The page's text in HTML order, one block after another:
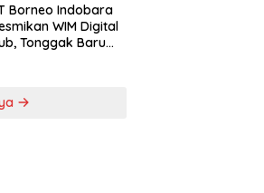
Borneo Indobara
WIM Digital
Tonggak Baru